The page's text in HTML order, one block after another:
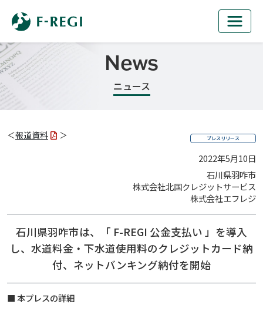
News
ニュース
＜報道資料 ＞ プレスリリース
2022年5月10日
石川県羽咋市
株式会社北国クレジットサービス
株式会社エフレジ
石川県羽咋市は、「 F-REGI 公金支払い 」を導入
し、 水道料金・下水道使用料のクレジットカード納
付、ネットバンキング納付を開始
■ 本プレスの詳細